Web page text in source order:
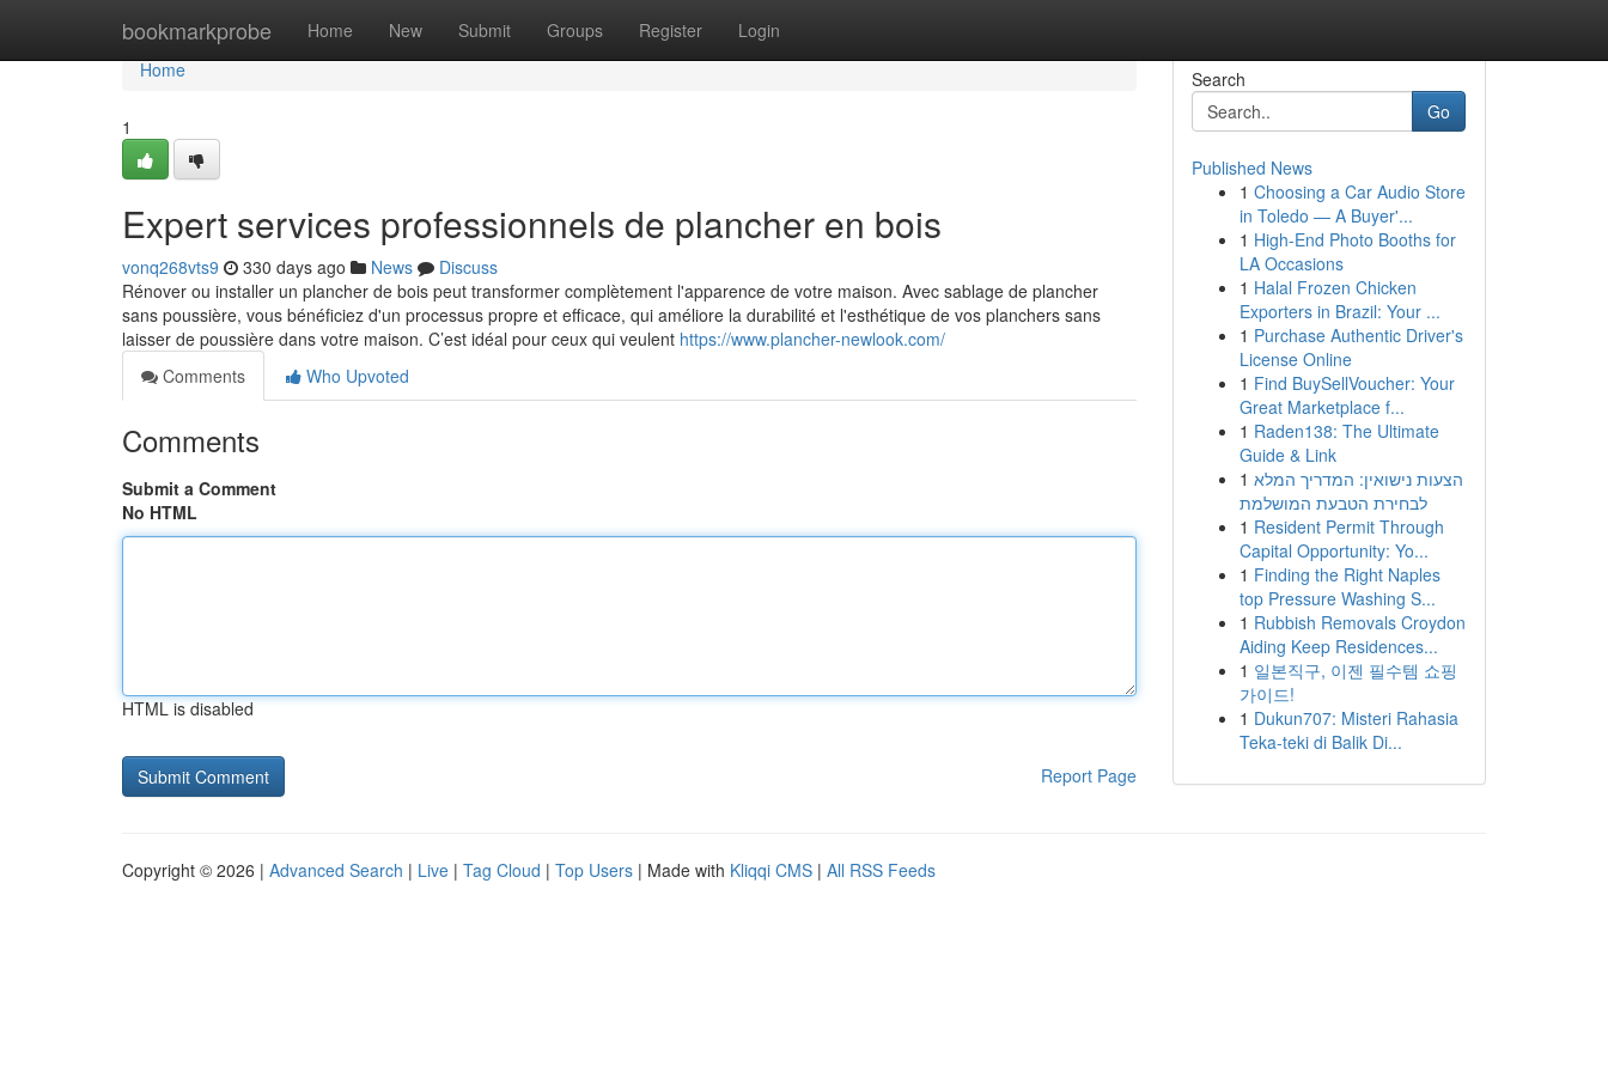
bookmarkprobe Home New Submit Groups Register Login
Home
Home
1
Expert services professionnels de plancher en bois
vonq268vts9 330 days ago News
Discuss
Rénover ou installer un plancher de bois peut transformer complètement l'apparence de votre maison. Avec sablage de plancher
sans poussière, vous bénéficiez d'un processus propre et efficace, qui améliore la durabilité et l'esthétique de vos planchers sans
laisser de poussière dans votre maison. C’est idéal pour ceux qui veulent https://www.plancher-newlook.com/
Comments
Who Upvoted
Comments
Submit a Comment
No HTML
HTML is disabled
Report Page
Search
Go
Published News
1 Choosing a Car Audio Store
in Toledo — A Buyer'...
1 High-End Photo Booths for
LA Occasions
1 Halal Frozen Chicken
Exporters in Brazil: Your ...
1 Purchase Authentic Driver's
License Online
1 Find BuySellVoucher: Your
Great Marketplace f...
1 Raden138: The Ultimate
Guide & Link
1 הצעות נישואין: המדריך המלא
לבחירת הטבעת המושלמת
1 Resident Permit Through
Capital Opportunity: Yo...
1 Finding the Right Naples
top Pressure Washing S...
1 Rubbish Removals Croydon
Aiding Keep Residences...
1 일본직구, 이젠 필수템 쇼핑
가이드!
1 Dukun707: Misteri Rahasia
Teka-teki di Balik Di...
Copyright © 2026 | Advanced Search | Live | Tag Cloud | Top Users | Made with Kliqqi CMS | All RSS Feeds